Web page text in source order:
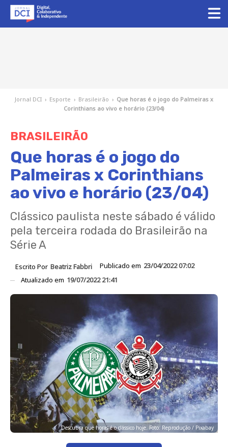
Jornal DCI › Esporte › Brasileirão › Que horas é o jogo do Palmeiras x
Corinthians ao vivo e horário (23/04)
BRASILEIRÃO
Que horas é o jogo do
Palmeiras x Corinthians
ao vivo e horário (23/04)
Clássico paulista neste sábado é válido
pela terceira rodada do Brasileirão na
Série A
Escrito Por Beatriz Fabbri Publicado em 23/04/2022 07:02
Atualizado em 19/07/2022 21:41
Descubra que horas é o clássico hoje. Foto: Reprodução / Pixabay